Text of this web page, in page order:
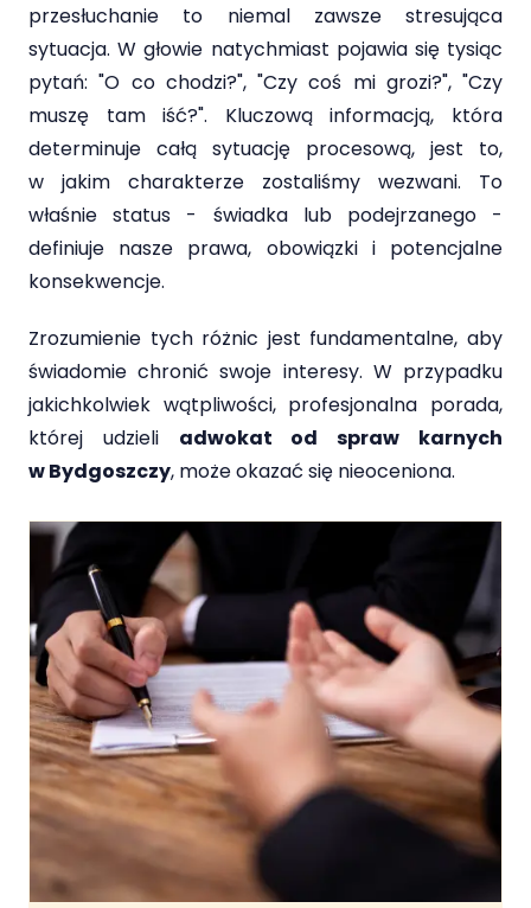
przesłuchanie to niemal zawsze stresująca
sytuacja. W głowie natychmiast pojawia się tysiąc
pytań: "O co chodzi?", "Czy coś mi grozi?", "Czy
muszę tam iść?". Kluczową informacją, która
determinuje całą sytuację procesową, jest to,
w jakim charakterze zostaliśmy wezwani. To
właśnie status - świadka lub podejrzanego -
definiuje nasze prawa, obowiązki i potencjalne
konsekwencje.
Zrozumienie tych różnic jest fundamentalne, aby
świadomie chronić swoje interesy. W przypadku
jakichkolwiek wątpliwości, profesjonalna porada,
której udzieli adwokat od spraw karnych
w Bydgoszczy, może okazać się nieoceniona.